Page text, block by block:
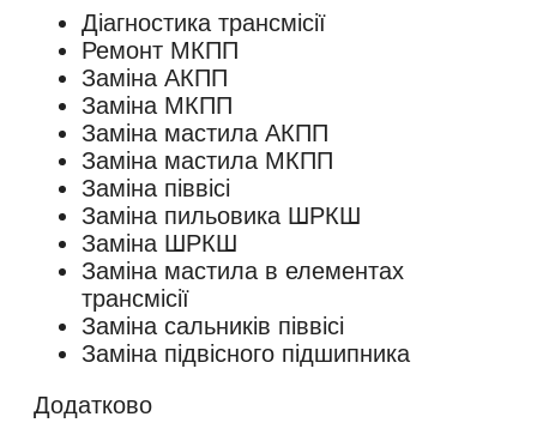
Діагностика трансмісії
Ремонт МКПП
Заміна АКПП
Заміна МКПП
Заміна мастила АКПП
Заміна мастила МКПП
Заміна піввісі
Заміна пильовика ШРКШ
Заміна ШРКШ
Заміна мастила в елементах
трансмісії
Заміна сальників піввісі
Заміна підвісного підшипника
Додатково